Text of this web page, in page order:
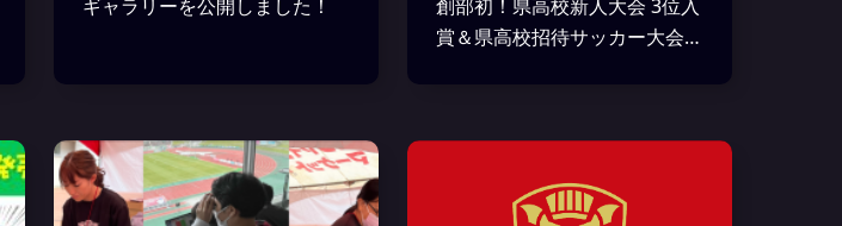
ギャラリーを公開しました！
創部初！県高校新人大会 3位入
賞＆県高校招待サッカー大会出